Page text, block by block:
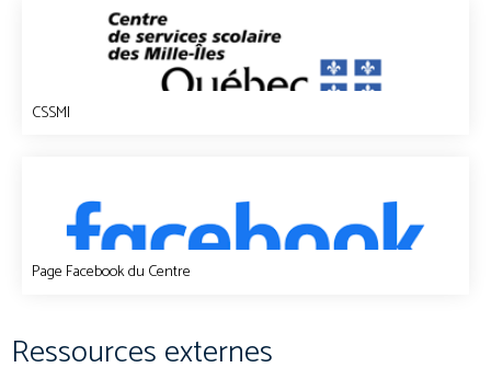
CSSMI
Page Facebook du Centre
Ressources externes